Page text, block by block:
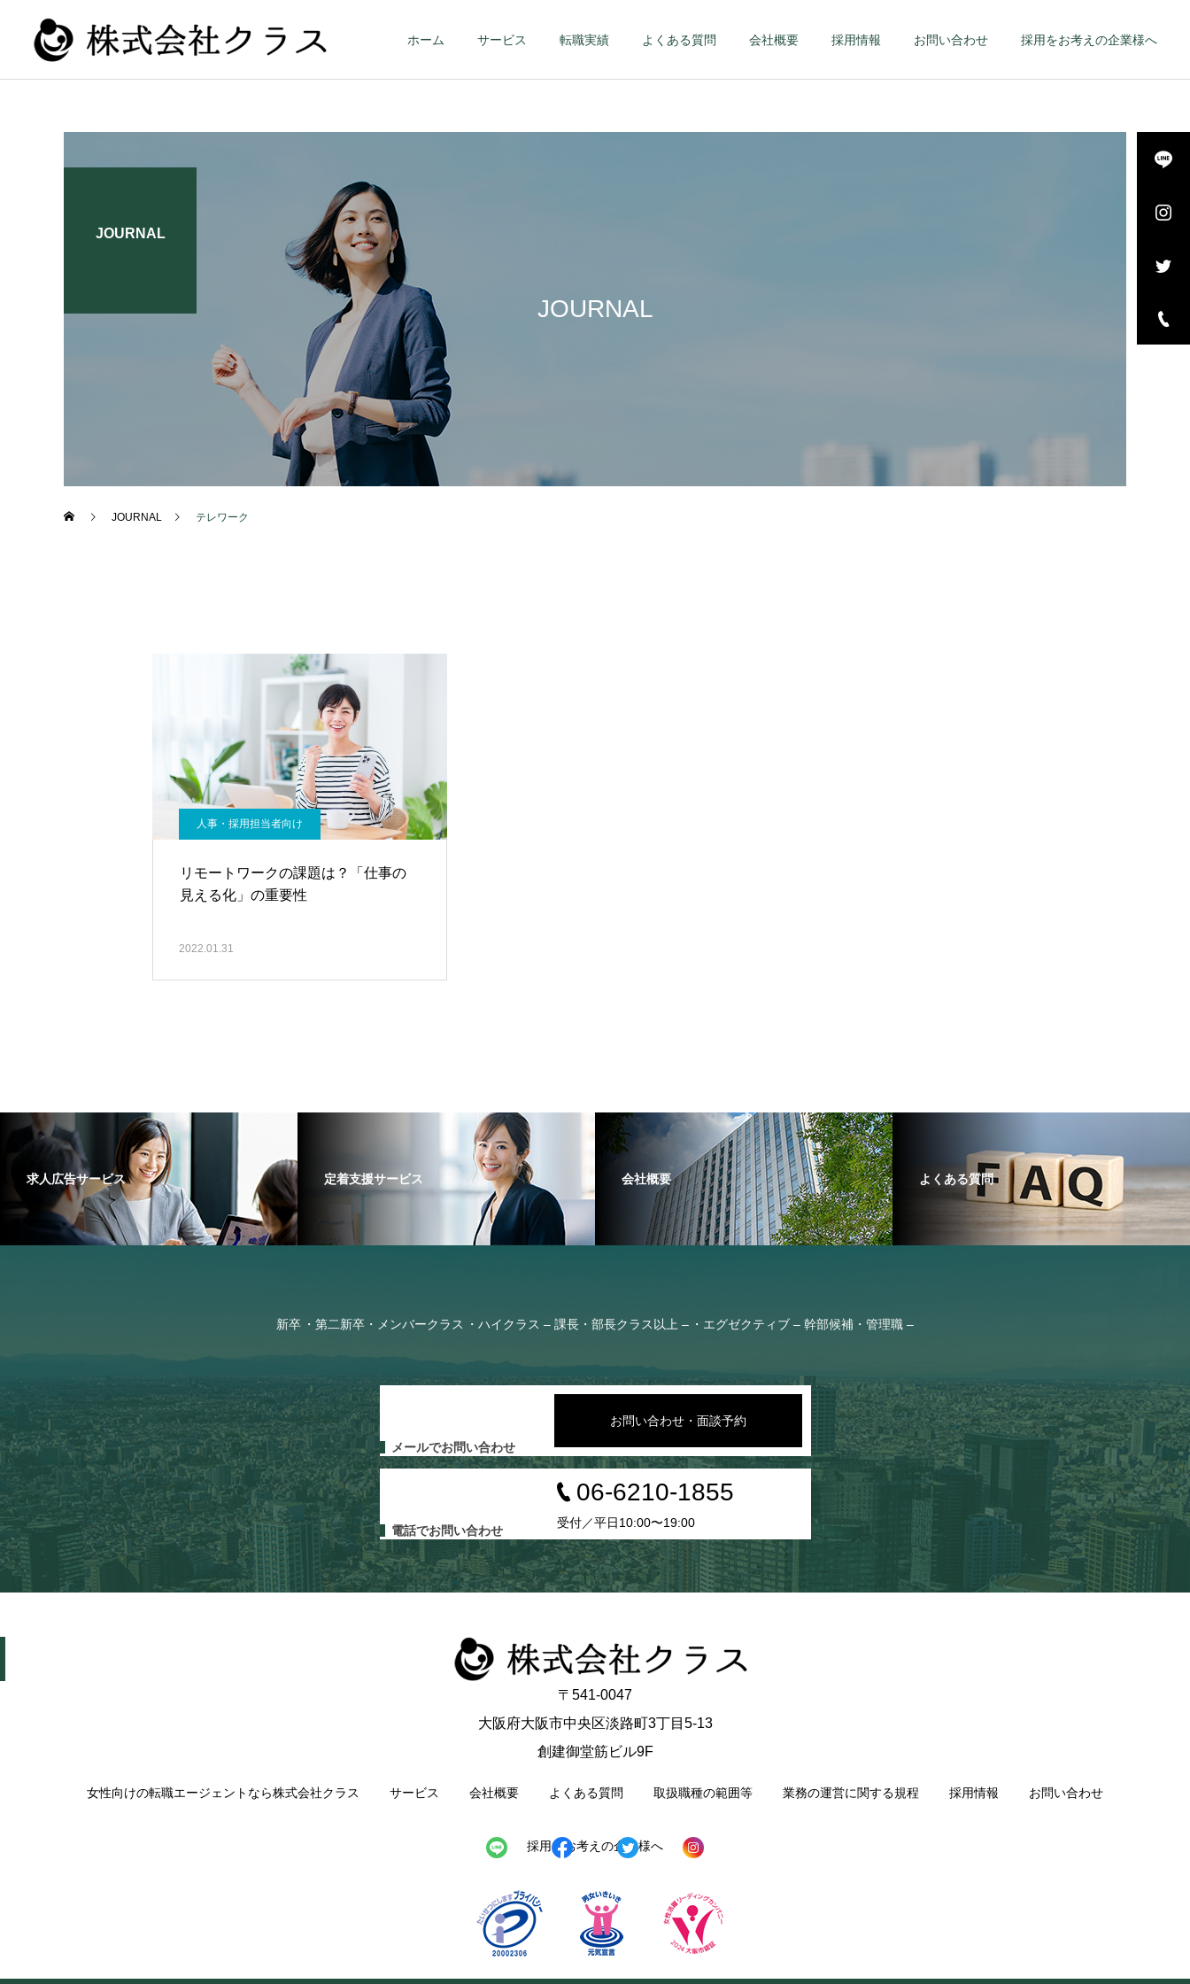
ホーム サービス 転職実績 よくある質問 会社概要 採用情報 お問い合わせ 採用をお考えの企業様へ
新卒
JOURNAL
JOURNAL
JOURNAL テレワーク
人事・採用担当者向け
リモートワークの課題は？「仕事の
見える化」の重要性
2022.01.31
求人広告サービス 定着支援サービス 会社概要 よくある質問
新卒 第二新卒・メンバークラス ハイクラス – 課長・部長クラス以上 – エグゼクティブ – 幹部候補・管理職 –
メールでお問い合わせ
お問い合わせ・面談予約
電話でお問い合わせ
06-6210-1855
受付／平日10:00〜19:00
〒541-0047
大阪府大阪市中央区淡路町3丁目5-13
創建御堂筋ビル9F
女性向けの転職エージェントなら株式会社クラス サービス 会社概要 よくある質問 取扱職種の範囲等 業務の運営に関する規程 採用情報 お問い合わせ
採用をお考えの企業様へ